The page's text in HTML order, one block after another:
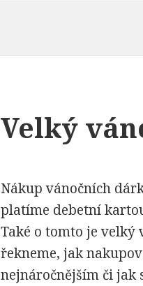
Velký
Nákup vánočních
platíme debetní
Také o tomto je velký
řekneme, jak
nejnáročnějším či jak